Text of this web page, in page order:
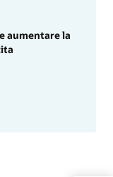
aumentare la